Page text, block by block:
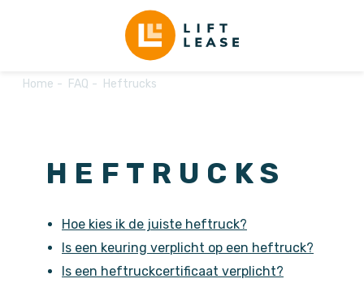
Home FAQ Heftrucks
HEFTRUCKS
Hoe kies ik de juiste heftruck?
Is een keuring verplicht op een heftruck?
Is een heftruckcertificaat verplicht?